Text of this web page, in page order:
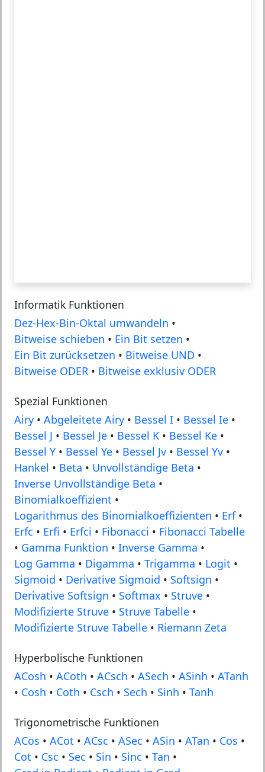
Informatik Funktionen
Dez-Hex-Bin-Oktal umwandeln •
Bitweise schieben • Ein Bit setzen •
Ein Bit zurücksetzen • Bitweise UND •
Bitweise ODER • Bitweise exklusiv ODER
Spezial Funktionen
Airy • Abgeleitete Airy • Bessel I • Bessel Ie •
Bessel J • Bessel Je • Bessel K • Bessel Ke •
Bessel Y • Bessel Ye • Bessel Jv • Bessel Yv •
Hankel • Beta • Unvollständige Beta •
Inverse Unvollständige Beta •
Binomialkoeffizient •
Logarithmus des Binomialkoeffizienten • Erf•
Erfc • Erfi • Erfci • Fibonacci • Fibonacci Tabelle
• Gamma Funktion • Inverse Gamma •
Log Gamma • Digamma • Trigamma • Logit •
Sigmoid • Derivative Sigmoid • Softsign •
Derivative Softsign • Softmax • Struve •
Modifizierte Struve • Struve Tabelle •
Modifizierte Struve Tabelle • Riemann Zeta
Hyperbolische Funktionen
ACosh • ACoth • ACsch • ASech • ASinh • ATanh
• Cosh • Coth • Csch • Sech • Sinh • Tanh
Trigonometrische Funktionen
ACos • ACot • ACsc • ASec • ASin • ATan • Cos •
Cot • Csc • Sec • Sin • Sinc • Tan •